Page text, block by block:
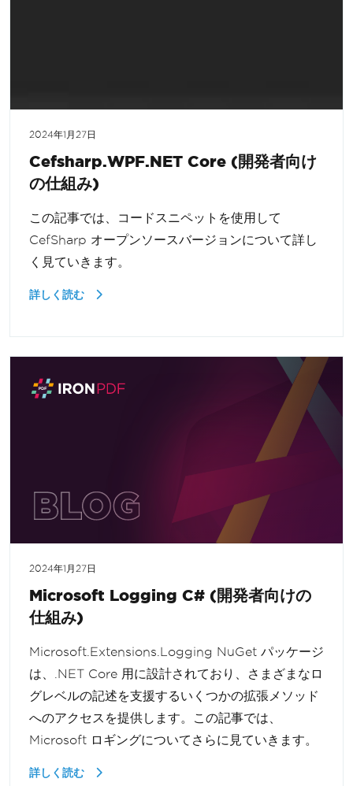
2024年1月27日
Cefsharp.WPF.NET Core (開発者向け
の仕組み)
この記事では、コードスニペットを使用して
CefSharp オープンソースバージョンについて詳し
く見ていきます。
詳しく読む
2024年1月27日
Microsoft Logging C# (開発者向けの
仕組み)
Microsoft.Extensions.Logging NuGet パッケージ
は、.NET Core 用に設計されており、さまざまなロ
グレベルの記述を支援するいくつかの拡張メソッド
へのアクセスを提供します。この記事では、
Microsoft ロギングについてさらに見ていきます。
詳しく読む